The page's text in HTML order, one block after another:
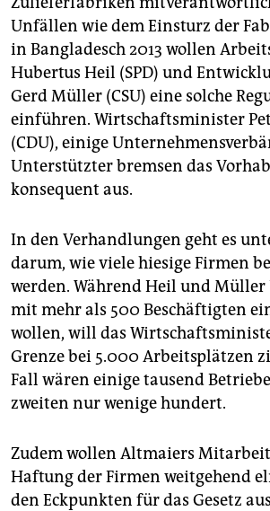
Unfällen wie dem Einsturz der
in Bangladesch 2013 wollen
Hubertus Heil (SPD) und
Gerd Müller (CSU) eine solche
einführen. Wirtschaftsminister
(CDU), einige
Unterstützter bremsen das
konsequent aus.
In den Verhandlungen geht es
darum, wie viele hiesige Firmen
werden. Während Heil und
mit mehr als 500 Beschäftigten
wollen, will das
Grenze bei 5.000 Arbeitsplätzen
Fall wären einige tausend
zweiten nur wenige hundert.
Zudem wollen Altmaiers
Haftung der Firmen weitgehend
den Eckpunkten für das Gesetz